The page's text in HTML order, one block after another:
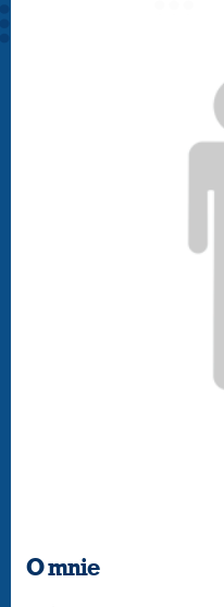
O mnie